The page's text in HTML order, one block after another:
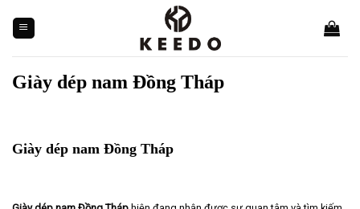
content
Giày dép nam Đồng Tháp
Giày dép nam Đồng Tháp